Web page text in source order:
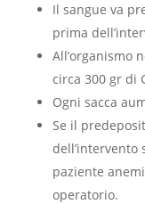
Il sangue va
prima
All’organismo
circa 300 gr di
Ogni sacca
Se il
paziente
operatorio.